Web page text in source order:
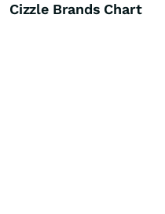
Cizzle Brands Chart